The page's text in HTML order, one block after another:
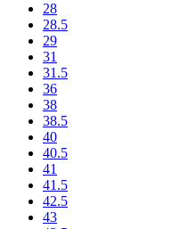
28
28.5
29
31
31.5
36
38
38.5
40
40.5
41
41.5
42.5
43